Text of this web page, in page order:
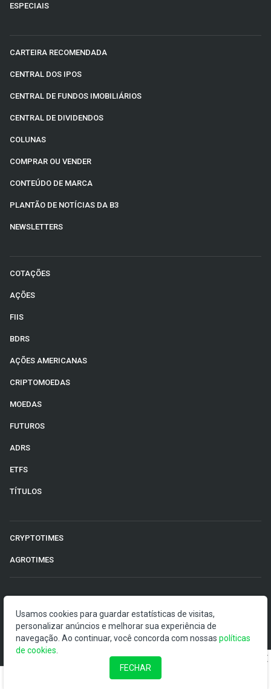
ESPECIAIS
CARTEIRA RECOMENDADA
CENTRAL DOS IPOS
CENTRAL DE FUNDOS IMOBILIÁRIOS
CENTRAL DE DIVIDENDOS
COLUNAS
COMPRAR OU VENDER
CONTEÚDO DE MARCA
PLANTÃO DE NOTÍCIAS DA B3
NEWSLETTERS
COTAÇÕES
AÇÕES
FIIS
BDRS
AÇÕES AMERICANAS
CRIPTOMOEDAS
MOEDAS
FUTUROS
ADRS
ETFS
TÍTULOS
CRYPTOTIMES
AGROTIMES
O Money Times publica matérias de cunho jornalístico, que
visam a democratização da informação. Nossas
publicações devem ser compreendidas como boletins
anunciadores e divulgadores, e não como uma
Usamos cookies para guardar estatísticas de visitas,
personalizar anúncios e melhorar sua experiência de
navegação. Ao continuar, você concorda com nossas políticas
de cookies
FECHAR